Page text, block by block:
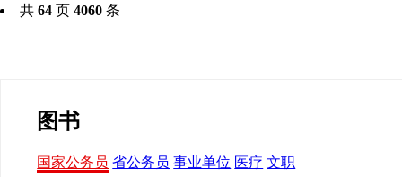
共 64 页 4060 条
图书
国家公务员 省公务员 事业单位 医疗 文职